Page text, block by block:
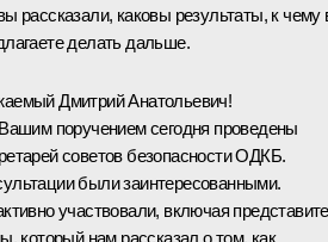
рассказали, каковы результаты, к чему
делать дальше.
Дмитрий Анатольевич!
поручением сегодня проведены
советов безопасности ОДКБ.
были заинтересованными.
участвовали, включая
который нам рассказал о том, как